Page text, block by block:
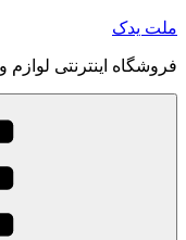
رفتن
محتوا
ملت یدک
فروشگاه اینترنتی